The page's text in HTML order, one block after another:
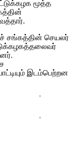
மூத்த
சங்கத்தின் செயலர்
இடம்பெற்றன